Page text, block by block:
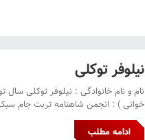
نیلوفر توکلی
خوانی ) : انجمن شاهنامه تربت جام
ادامه مطلب